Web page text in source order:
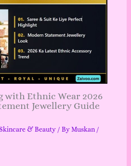
with Ethnic Wear 2026
Jewellery Guide
& Beauty/ ByMuskan /